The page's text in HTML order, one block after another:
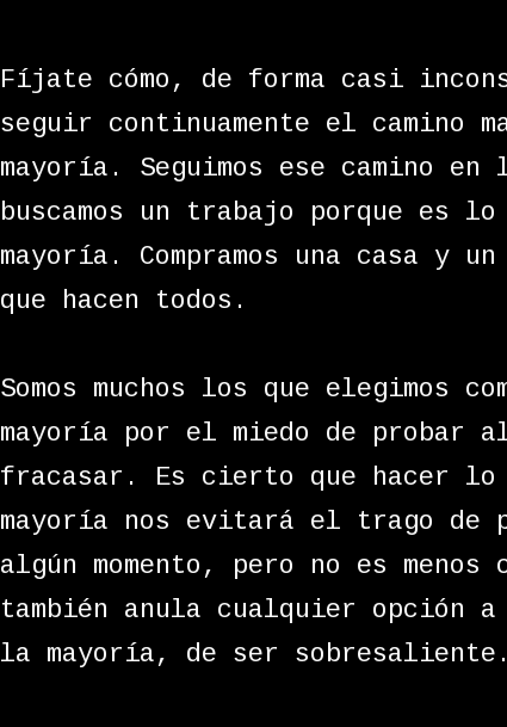
Fíjate cómo, de forma casi
seguir continuamente el camino
mayoría. Seguimos ese camino en
buscamos un trabajo porque es
mayoría. Compramos una casa y
que hacen todos.
Somos muchos los que elegimos
mayoría por el miedo de probar
fracasar. Es cierto que hacer lo
mayoría nos evitará el trago de
algún momento, pero no es
también anula cualquier opción
la mayoría, de ser sobresaliente.